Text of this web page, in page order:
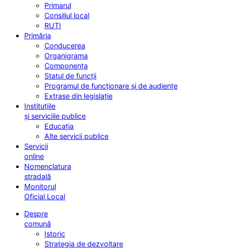
Primarul
Consiliul local
RUTI
Primăria
Conducerea
Organigrama
Componența
Statul de funcții
Programul de funcționare și de audiențe
Extrase din legislație
Instituțiile
și serviciile publice
Educația
Alte servicii publice
Servicii
online
Nomenclatura
stradală
Monitorul
Oficial Local
Despre
comună
Istoric
Strategia de dezvoltare